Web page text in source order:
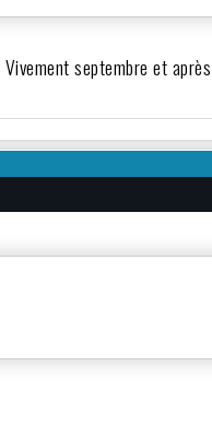
septembre et